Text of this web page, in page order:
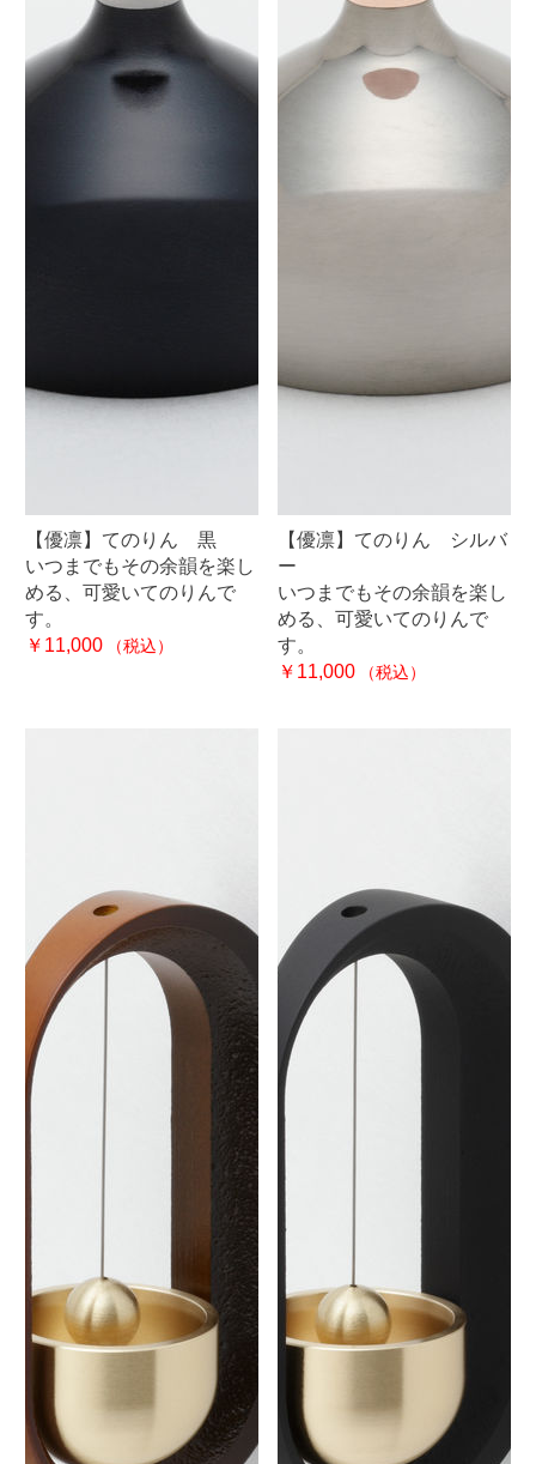
【優凛】てのりん 黒
いつまでもその余韻を楽し
める、可愛いてのりんで
す。
￥11,000
（税込）
【優凛】てのりん シルバ
ー
いつまでもその余韻を楽し
める、可愛いてのりんで
す。
￥11,000
（税込）